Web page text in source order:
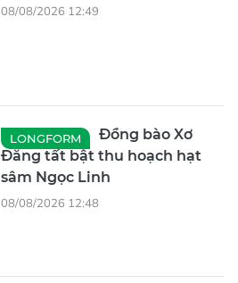
08/08/2026 12:49
LONGFORM
Đồng bào Xơ
Đăng tất bật thu hoạch hạt
sâm Ngọc Linh
08/08/2026 12:48